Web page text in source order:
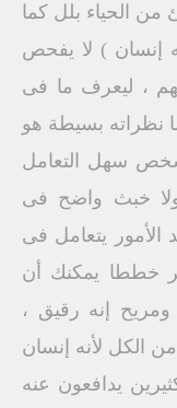
من الحياء بلل كما
إنسان ) لا يفحص
، ليعرف ما فى
نظراته بسيطة هو
شخص سهل التعامل
خبث واضح فى
الأمور يتعامل فى
خططا يمكنك أن
إنه رقيق ،
الكل لأنه إنسان
يدافعون عنه